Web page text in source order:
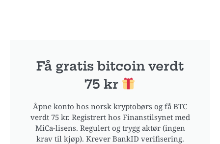
Få gratis bitcoin verdt
75 kr
Åpne konto hos norsk kryptobørs og få BTC
verdt 75 kr. Registrert hos Finanstilsynet med
MiCa-lisens. Regulert og trygg aktør (ingen
krav til kjøp). Krever BankID verifisering.